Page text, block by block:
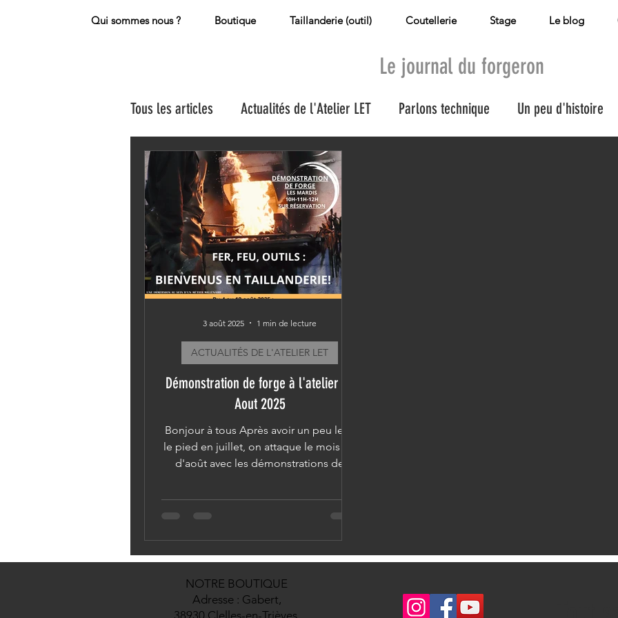
Qui sommes nous ? Boutique Taillanderie (outil) Coutellerie Stage Le blog
Le journal du forgeron
Tous les articles Actualités de l'Atelier LET Parlons technique Un peu d'histoire
La presse en parle article
Démonstration de forge à l'atelier en
Aout 2025
Bonjour à tous Après avoir un peu levé
le pied en juillet, on attaque le mois de
d'août avec les démonstrations de
ACTUALITÉS DE L'ATELIER LET
3 août 2025 1 min de lecture
NOTRE BOUTIQUE
Adresse : Gabert,
38930 Clelles-en-Trièves